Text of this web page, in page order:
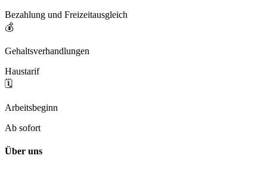
Bezahlung und Freizeitausgleich
💰
Gehaltsverhandlungen
Haustarif
🗓️
Arbeitsbeginn
Ab sofort
Über uns